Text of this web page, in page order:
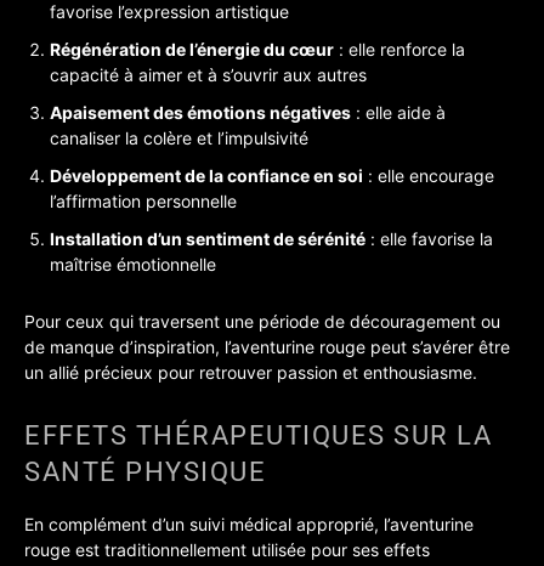
favorise l’expression artistique
Régénération de l’énergie du cœur : elle renforce la
capacité à aimer et à s’ouvrir aux autres
Apaisement des émotions négatives : elle aide à
canaliser la colère et l’impulsivité
Développement de la confiance en soi : elle encourage
l’affirmation personnelle
Installation d’un sentiment de sérénité : elle favorise la
maîtrise émotionnelle
Pour ceux qui traversent une période de découragement ou
de manque d’inspiration, l’aventurine rouge peut s’avérer être
un allié précieux pour retrouver passion et enthousiasme.
EFFETS THÉRAPEUTIQUES SUR LA
SANTÉ PHYSIQUE
En complément d’un suivi médical approprié, l’aventurine
rouge est traditionnellement utilisée pour ses effets